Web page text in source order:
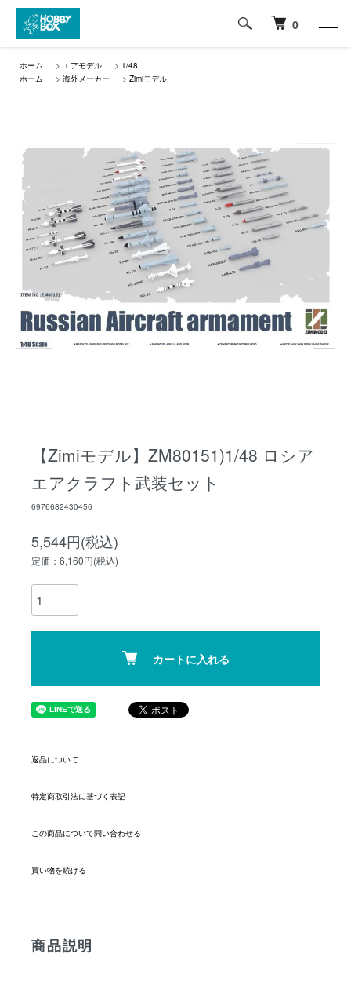
0
ホーム > エアモデル > 1/48
ホーム
> 海外メーカー > Zimiモデル
【Zimiモデル】ZM80151)1/48 ロシア
エアクラフト武装セット
6976682430456
5,544円(税込)
定価：6,160円(税込)
カートに入れる
返品について
特定商取引法に基づく表記
この商品について問い合わせる
買い物を続ける
商品説明